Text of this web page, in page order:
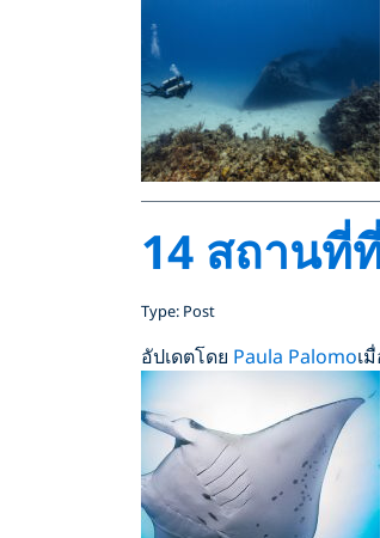
14 สถานที่
Type: Post
อัปเดตโดย Paula Palomoเ